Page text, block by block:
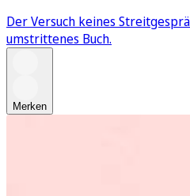
Der Versuch keines
umstrittenes Buch.
Merken